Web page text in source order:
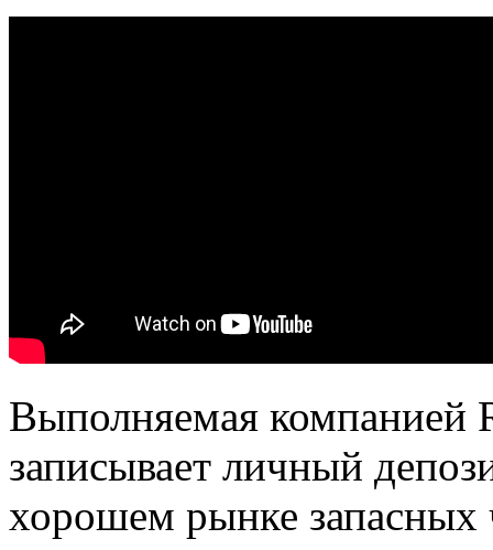
Выполняемая компанией
записывает личный
хорошем рынке запасных